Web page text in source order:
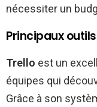
nécessiter un
Principaux
Trello est un
équipes qui
Grâce à son